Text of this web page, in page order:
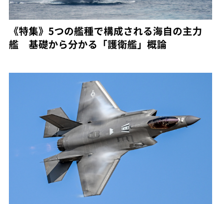
《特集》5つの艦種で構成される海自の主力
艦 基礎から分かる「護衛艦」概論